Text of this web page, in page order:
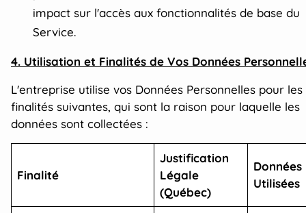
impact sur l'accès aux fonctionnalités de base du
Service.
4. Utilisation et Finalités de Vos Données
L'entreprise utilise vos Données Personnelles pour les
finalités suivantes, qui sont la raison pour laquelle les
données sont collectées :
Finalité
Justification
Légale
(Québec)
Données
Utilisées